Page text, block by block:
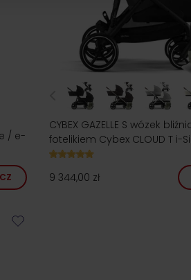
/ e-
CYBEX GAZELLE S wózek
fotelikiem Cybex CLOUD T i-
9 344,00 zł